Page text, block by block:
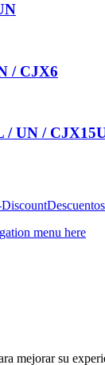
/ CJX6
/ UN /
menu here
mejorar su